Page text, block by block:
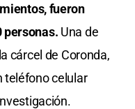
fueron
personas. Una de
cárcel de Coronda,
teléfono celular